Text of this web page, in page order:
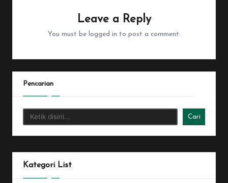
Leave a Reply
You must be logged in to post a comment.
Pencarian
Cari
Kategori List